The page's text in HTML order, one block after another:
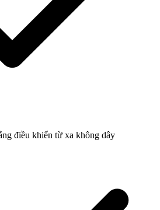
điều khiển từ xa không dây